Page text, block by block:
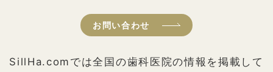
お問い合わせ
SillHa.comでは全国の歯科医院の情報を掲載して